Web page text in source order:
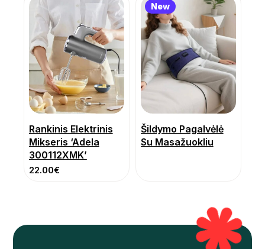
Rankinis Elektrinis
Mikseris ‘Adela
300112XMK’
22.00€
Šildymo Pagalvėlė
Su Masažuokliu
New